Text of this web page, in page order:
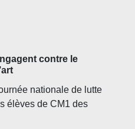
contre le
nationale de lutte
élèves de CM1 des